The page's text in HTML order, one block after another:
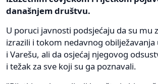
današnjem društvu.
U poruci javnosti podsjećaju da su mu
izrazili i tokom nedavnog
i Varešu, ali da osjećaj njegovog
i težak za sve koji su ga poznavali.